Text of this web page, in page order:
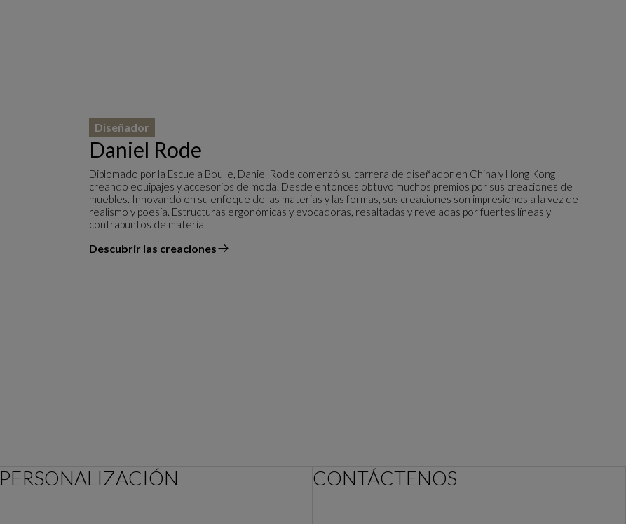
Daniel Rode
Diseñador
Diplomado por la Escuela Boulle, Daniel Rode comenzó su carrera de diseñador en China y Hong Kong
creando equipajes y accesorios de moda. Desde entonces obtuvo muchos premios por sus creaciones de
muebles. Innovando en su enfoque de las materias y las formas, sus creaciones son impresiones a la vez de
realismo y poesía. Estructuras ergonómicas y evocadoras, resaltadas y reveladas por fuertes líneas y
contrapuntos de materia.
Descubrir las creaciones
el diseñador
PERSONALIZACIÓN CONTÁCTENOS